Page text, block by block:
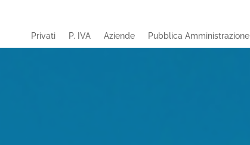
Privati P. IVA Aziende Pubblica Amministrazione